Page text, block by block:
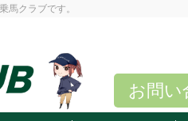
馬クラブです。
お問い